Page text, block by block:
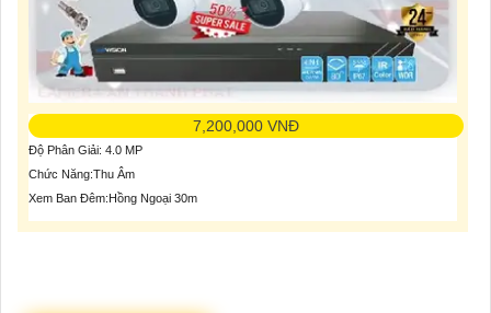
7,200,000 VNĐ
Độ Phân Giải: 4.0 MP
Chức Năng:Thu Âm
Xem Ban Đêm:Hồng Ngoại 30m